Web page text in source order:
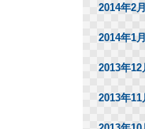
2014年2月
2014年1月
2013年12
2013年11